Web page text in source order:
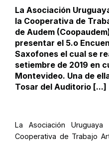
La Asociación
la Cooperativa de
de Audem
presentar el 5.o
Saxofones el cual se
setiembre de 2019 en
Montevideo. Una de
Tosar del Auditorio [...]
La Asociación
Cooperativa de Trabajo